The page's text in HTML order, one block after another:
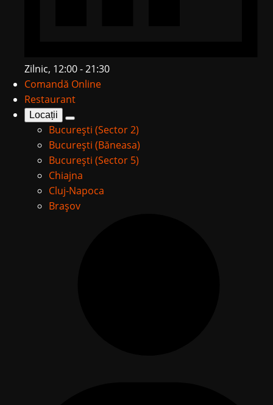
Zilnic, 12:00 - 21:30
Comandă Online
Restaurant
Locații
București (Sector 2)
București (Băneasa)
București (Sector 5)
Chiajna
Cluj-Napoca
Brașov